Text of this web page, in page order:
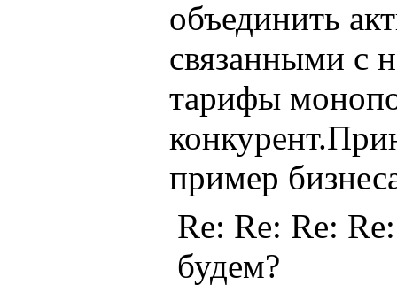
объединить
связанными с
тарифы
пример
Re: Re: Re:
будем?